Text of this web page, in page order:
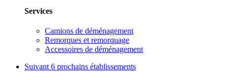
Services
Camions de déménagement
Remorques et remorquage
Accessoires de déménagement
Suivant 6 prochains établissements